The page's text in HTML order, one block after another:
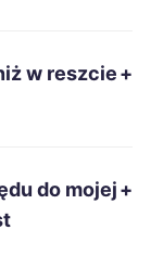
w reszcie+
do mojej+